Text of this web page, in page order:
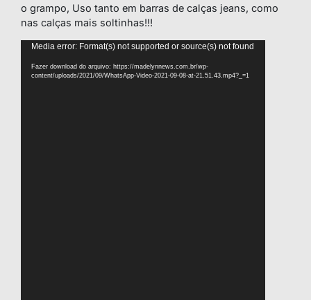
o grampo, Uso tanto em barras de calças jeans, como
nas calças mais soltinhas!!!
Tocador
de
vídeo
Media error: Format(s) not supported or source(s) not found
Fazer download do arquivo: https://madelynnews.com.br/wp-
content/uploads/2021/09/WhatsApp-Video-2021-09-08-at-21.51.43.mp4?_=1